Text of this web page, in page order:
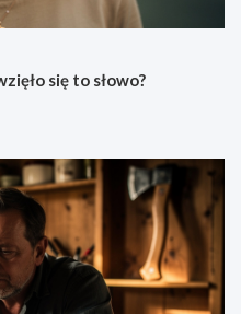
się to słowo?